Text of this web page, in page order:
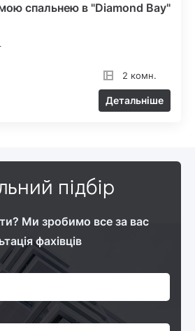
спальнею в "Diamond Bay"
2 комн.
Детальніше
підбір
Ми зробимо все за вас
фахівців